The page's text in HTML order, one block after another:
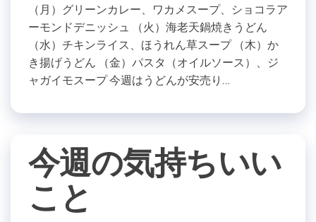
（月）グリーンカレー、ワカメスープ、ショコラア
ーモンドデニッシュ （火）海老天鍋焼きうどん
（水）チキンライス、ほうれん草スープ （木）か
き揚げうどん （金）パスタ（オイルソース）、ジ
ャガイモスープ 今週はうどんが安売り…
今週の気持ちいい
こと